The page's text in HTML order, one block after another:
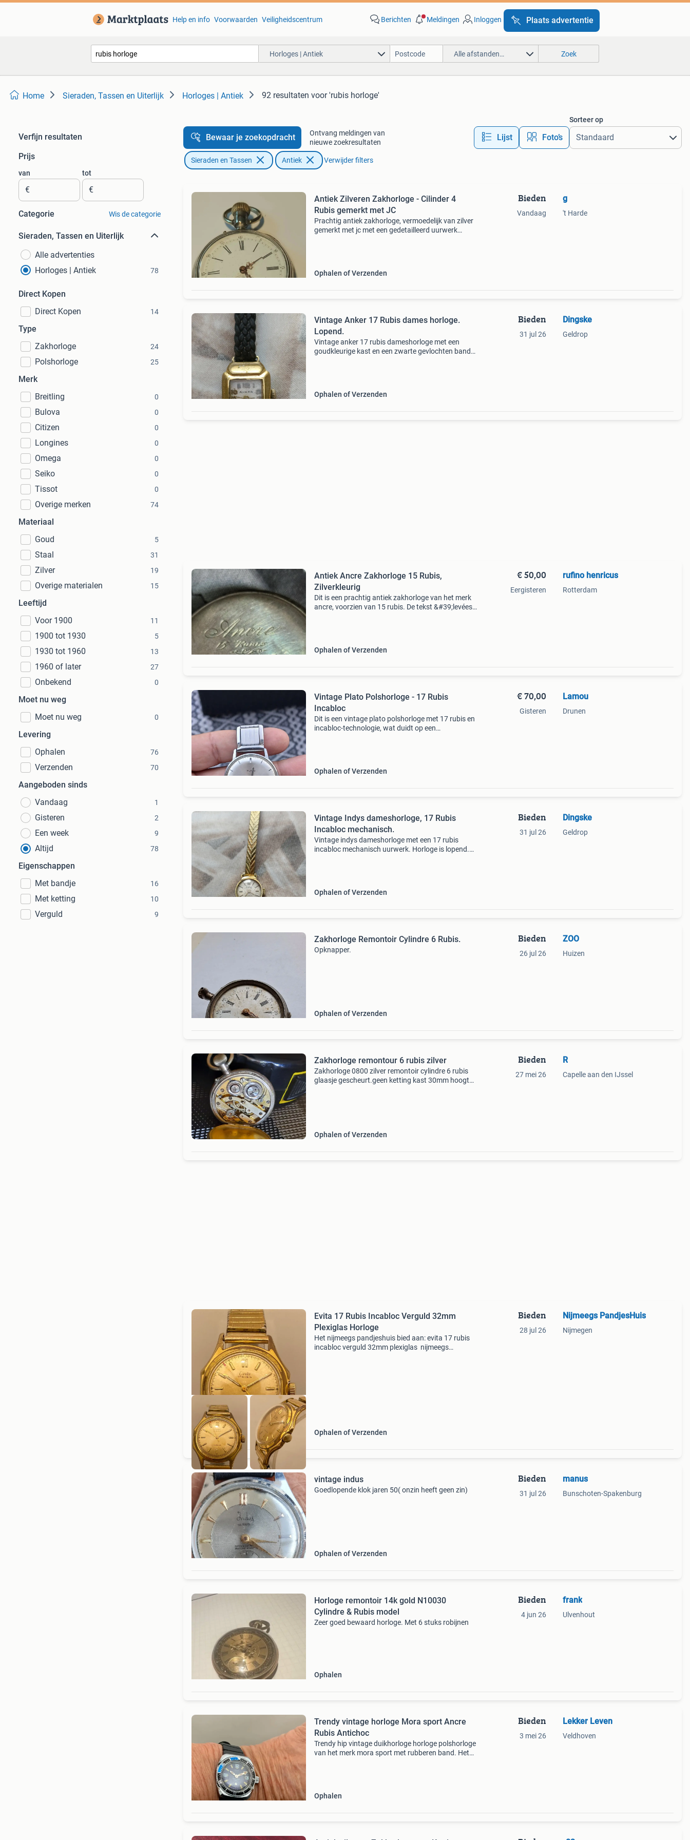
Help en info Voorwaarden Veiligheidscentrum Berichten Meldingen Inloggen Plaats advertentie
Horloges | Antiek Alle afstanden… Zoek
Home Sieraden, Tassen en Uiterlijk Horloges | Antiek 92 resultaten voor 'rubis horloge'
Verfijn resultaten
Prijs
van
€
tot
€
Categorie Wis de categorie
Sieraden, Tassen en Uiterlijk
Alle advertenties
Horloges | Antiek
78
Direct Kopen
Direct Kopen
14
Type
Zakhorloge
24
Polshorloge 25
Merk
Breitling
0
Bulova 0
Citizen 0
Longines 0
Omega 0
Seiko 0
Tissot 0
Overige merken 74
Materiaal
Goud
5
Staal 31
Zilver 19
Overige materialen 15
Leeftijd
Voor 1900
11
1900 tot 1930 5
1930 tot 1960 13
1960 of later 27
Onbekend 0
Moet nu weg
Moet nu weg
0
Levering
Ophalen
76
Verzenden 70
Aangeboden sinds
Vandaag
1
Gisteren 2
Een week 9
Altijd 78
Eigenschappen
Met bandje
16
Met ketting 10
Verguld 9
Bewaar je zoekopdracht
Ontvang meldingen van
nieuwe zoekresultaten
Lijst Foto’s
Sorteer op
Sieraden en Tassen Antiek Verwijder filters
Antiek Zilveren Zakhorloge - Cilinder 4
Rubis gemerkt met JC
Prachtig antiek zakhorloge, vermoedelijk van zilver
gemerkt met jc met een gedetailleerd uurwerk
Ophalen of Verzenden
Bieden
Vandaag
g
't Harde
Vintage Anker 17 Rubis dames horloge.
Lopend.
Vintage anker 17 rubis dameshorloge met een
goudkleurige kast en een zwarte gevlochten band.
Ophalen of Verzenden
Bieden
31 jul 26
Dingske
Geldrop
Antiek Ancre Zakhorloge 15 Rubis,
Zilverkleurig
Dit is een prachtig antiek zakhorloge van het merk
ancre, voorzien van 15 rubis. De tekst &#39;levées
Ophalen of Verzenden
€ 50,00
Eergisteren
rufino henricus
Rotterdam
Vintage Plato Polshorloge - 17 Rubis
Incabloc
Dit is een vintage plato polshorloge met 17 rubis en
incabloc-technologie, wat duidt op een
Ophalen of Verzenden
€ 70,00
Gisteren
Lamou
Drunen
Vintage Indys dameshorloge, 17 Rubis
Incabloc mechanisch.
Vintage indys dameshorloge met een 17 rubis
incabloc mechanisch uurwerk. Horloge is lopend.
Ophalen of Verzenden
Bieden
31 jul 26
Dingske
Geldrop
Zakhorloge Remontoir Cylindre 6 Rubis.
Opknapper.
Ophalen of Verzenden
Bieden
26 jul 26
ZOO
Huizen
Zakhorloge remontour 6 rubis zilver
Zakhorloge 0800 zilver remontoir cylindre 6 rubis
glaasje gescheurt.geen ketting kast 30mm hoogte
Ophalen of Verzenden
Bieden
27 mei 26
R
Capelle aan den IJssel
Evita 17 Rubis Incabloc Verguld 32mm
Plexiglas Horloge
Het nijmeegs pandjeshuis bied aan: evita 17 rubis
incabloc verguld 32mm plexiglas nijmeegs
Ophalen of Verzenden
Bieden
28 jul 26
Nijmeegs PandjesHuis
Nijmegen
vintage indus
Goedlopende klok jaren 50( onzin heeft geen zin)
Ophalen of Verzenden
Bieden
31 jul 26
manus
Bunschoten-Spakenburg
Horloge remontoir 14k gold N10030
Cylindre & Rubis model
Zeer goed bewaard horloge. Met 6 stuks robijnen
Ophalen
Bieden
4 jun 26
frank
Ulvenhout
Trendy vintage horloge Mora sport Ancre
Rubis Antichoc
Trendy hip vintage duikhorloge horloge polshorloge
van het merk mora sport met rubberen band. Het
Ophalen
Bieden
3 mei 26
Lekker Leven
Veldhoven